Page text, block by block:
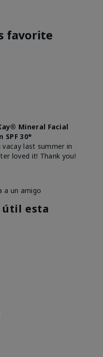
favorite
Mineral Facial
SPF 30*
last summer in
loved it! Thank you!
a un amigo
útil esta